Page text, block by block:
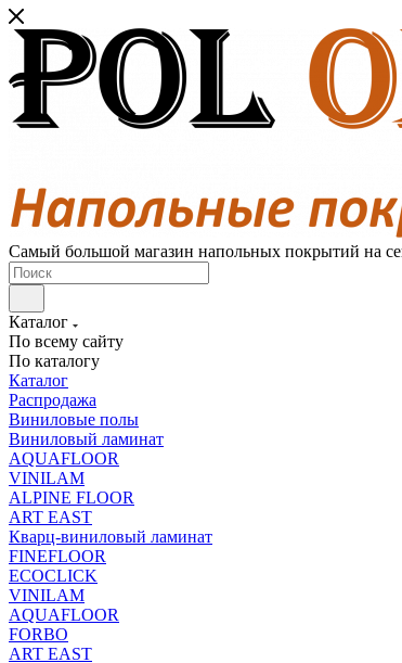
Самый большой магазин напольных покрытий на
Каталог
По всему сайту
По каталогу
Каталог
Распродажа
Виниловые полы
Виниловый ламинат
AQUAFLOOR
VINILAM
ALPINE FLOOR
ART EAST
Кварц-виниловый ламинат
FINEFLOOR
ECOCLICK
VINILAM
AQUAFLOOR
FORBO
ART EAST